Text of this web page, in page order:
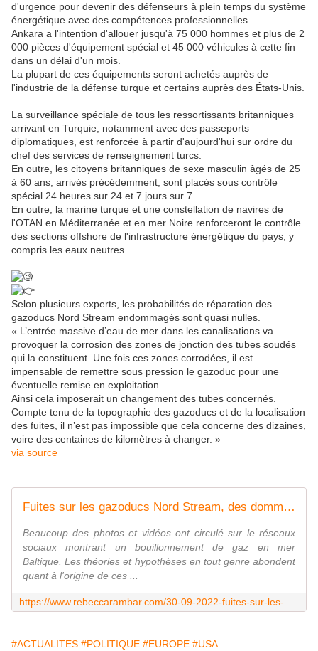
d'urgence pour devenir des défenseurs à plein temps du système
énergétique avec des compétences professionnelles.
Ankara a l'intention d'allouer jusqu'à 75 000 hommes et plus de 2
000 pièces d'équipement spécial et 45 000 véhicules à cette fin
dans un délai d'un mois.
La plupart de ces équipements seront achetés auprès de
l'industrie de la défense turque et certains auprès des États-Unis.
La surveillance spéciale de tous les ressortissants britanniques
arrivant en Turquie, notamment avec des passeports
diplomatiques, est renforcée à partir d'aujourd'hui sur ordre du
chef des services de renseignement turcs.
En outre, les citoyens britanniques de sexe masculin âgés de 25
à 60 ans, arrivés précédemment, sont placés sous contrôle
spécial 24 heures sur 24 et 7 jours sur 7.
En outre, la marine turque et une constellation de navires de
l'OTAN en Méditerranée et en mer Noire renforceront le contrôle
des sections offshore de l'infrastructure énergétique du pays, y
compris les eaux neutres.
Selon plusieurs experts, les probabilités de réparation des
gazoducs Nord Stream endommagés sont quasi nulles.
« L’entrée massive d’eau de mer dans les canalisations va
provoquer la corrosion des zones de jonction des tubes soudés
qui la constituent. Une fois ces zones corrodées, il est
impensable de remettre sous pression le gazoduc pour une
éventuelle remise en exploitation.
Ainsi cela imposerait un changement des tubes concernés.
Compte tenu de la topographie des gazoducs et de la localisation
des fuites, il n’est pas impossible que cela concerne des dizaines,
voire des centaines de kilomètres à changer. »
via source
Fuites sur les gazoducs Nord Stream, des dommages irréparables ?
Beaucoup des photos et vidéos ont circulé sur le réseaux
sociaux montrant un bouillonnement de gaz en mer
Baltique. Les théories et hypothèses en tout genre abondent
quant à l'origine de ces ...
#ACTUALITES #POLITIQUE #EUROPE #USA